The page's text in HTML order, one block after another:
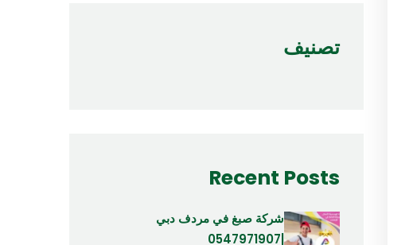
تصنيف
Recent Posts
شركة صبغ في مردف دبي